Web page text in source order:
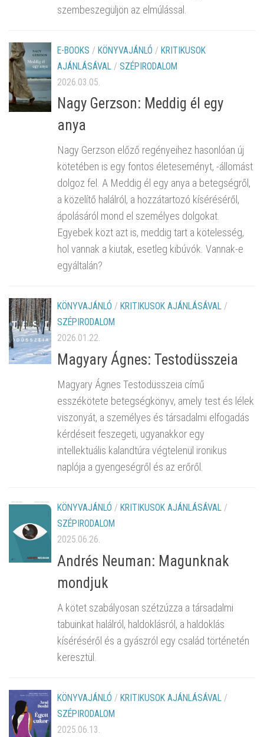
szembeszegüljön az elmúlással.
E-BOOKS / KÖNYVAJÁNLÓ / KRITIKUSOK
AJÁNLÁSÁVAL / SZÉPIRODALOM
2026.03.05.
Nagy Gerzson: Meddig él egy
anya
Nagy Gerzson előző regényeihez hasonlóan új
kötetében is egy fontos életeseményt, -állomást
dolgoz fel. A Meddig él egy anya a betegségről,
a közelítő halálról, a hozzátartozó kíséréséről,
ápolásáról mond el személyes dolgokat.
Egyebek közt azt is, meddig tart a kötelesség,
hol vannak a kiutak, esetleg kibúvók. Vannak-e
egyáltalán?
KÖNYVAJÁNLÓ / KRITIKUSOK AJÁNLÁSÁVAL /
SZÉPIRODALOM
2026.01.22.
Magyary Ágnes: Testodüsszeia
Magyary Ágnes Testodüsszeia című
esszékötete betegségkönyv, amely test és lélek
viszonyát, a személyes és társadalmi elfogadás
kérdéseit feszegeti, ugyanakkor egy
intellektuális kalandtúra végtelenül ironikus
naplója a gyengeségről és az erőről.
KÖNYVAJÁNLÓ / KRITIKUSOK AJÁNLÁSÁVAL /
SZÉPIRODALOM
2025.06.26.
Andrés Neuman: Magunknak
mondjuk
A kötet szabályosan szétzúzza a társadalmi
tabuinkat halálról, haldoklásról, a haldoklás
kíséréséről és a gyászról egy család történetén
keresztül.
KÖNYVAJÁNLÓ / KRITIKUSOK AJÁNLÁSÁVAL /
SZÉPIRODALOM
2025.06.13.